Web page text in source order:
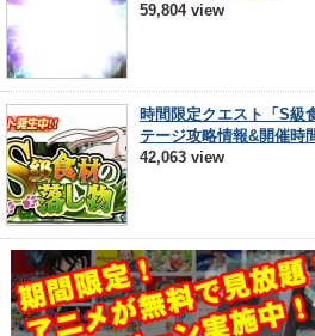
59,804 view
時間限定クエスト「S級
テージ攻略情報&開催時
42,063 view